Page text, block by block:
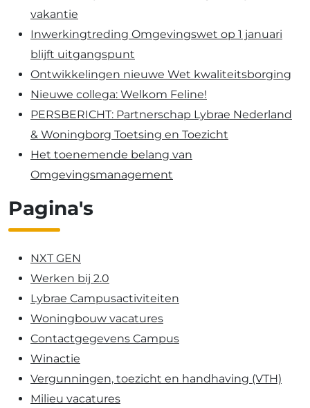
vakantie
Inwerkingtreding Omgevingswet op 1 januari
blijft uitgangspunt
Ontwikkelingen nieuwe Wet kwaliteitsborging
Nieuwe collega: Welkom Feline!
PERSBERICHT: Partnerschap Lybrae Nederland
& Woningborg Toetsing en Toezicht
Het toenemende belang van
Omgevingsmanagement
Pagina's
NXT GEN
Werken bij 2.0
Lybrae Campusactiviteiten
Woningbouw vacatures
Contactgegevens Campus
Winactie
Vergunningen, toezicht en handhaving (VTH)
Milieu vacatures